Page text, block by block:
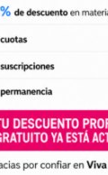
utilizando tu
de impresión.
para
es una
quieren ahorrar